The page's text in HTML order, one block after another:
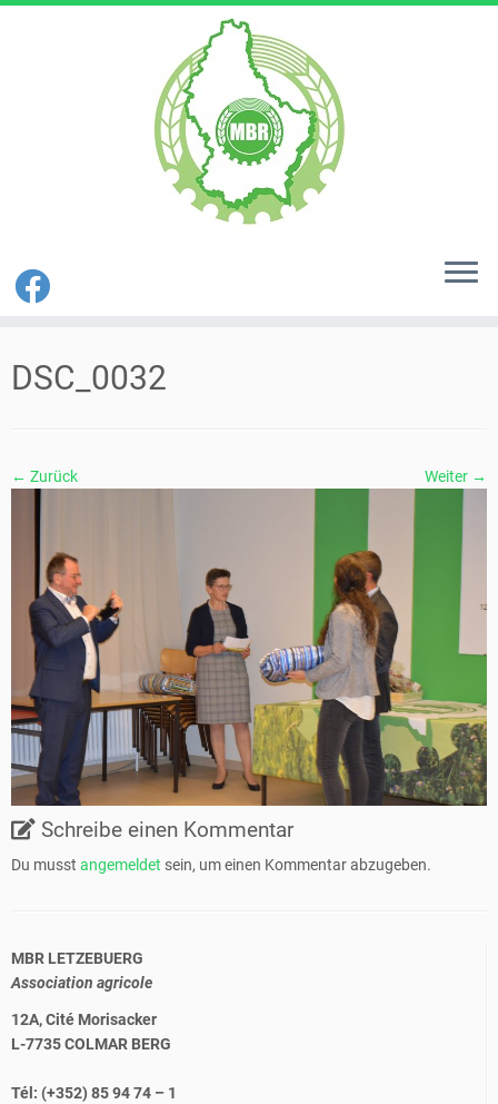
Inhalt
springen
DSC_0032
← Zurück Weiter →
Schreibe einen Kommentar
Du musst angemeldet sein, um einen Kommentar abzugeben.
MBR LETZEBUERG
Association agricole
12A, Cité Morisacker
L-7735 COLMAR BERG
Tél: (+352) 85 94 74 – 1